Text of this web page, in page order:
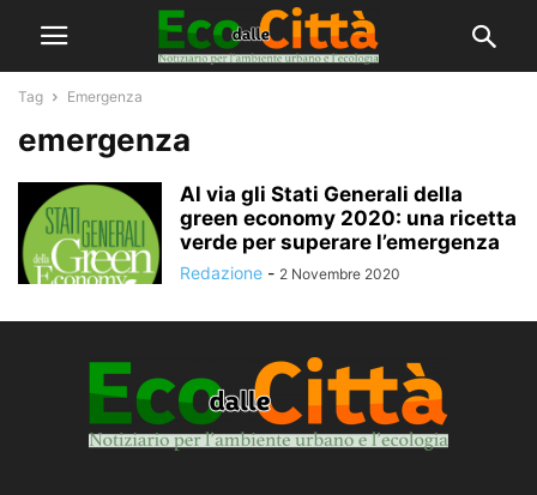
Tag Emergenza
emergenza
Al via gli Stati Generali della
green economy 2020: una ricetta
verde per superare l’emergenza
Redazione - 2 Novembre 2020